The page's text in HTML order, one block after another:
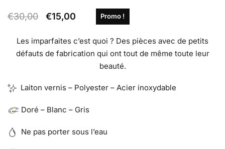
€30,00 €15,00 Promo !
Les imparfaites c’est quoi ? Des pièces avec de petits
défauts de fabrication qui ont tout de même toute leur
beauté.
Laiton vernis – Polyester – Acier inoxydable
Doré – Blanc – Gris
Ne pas porter sous l’eau